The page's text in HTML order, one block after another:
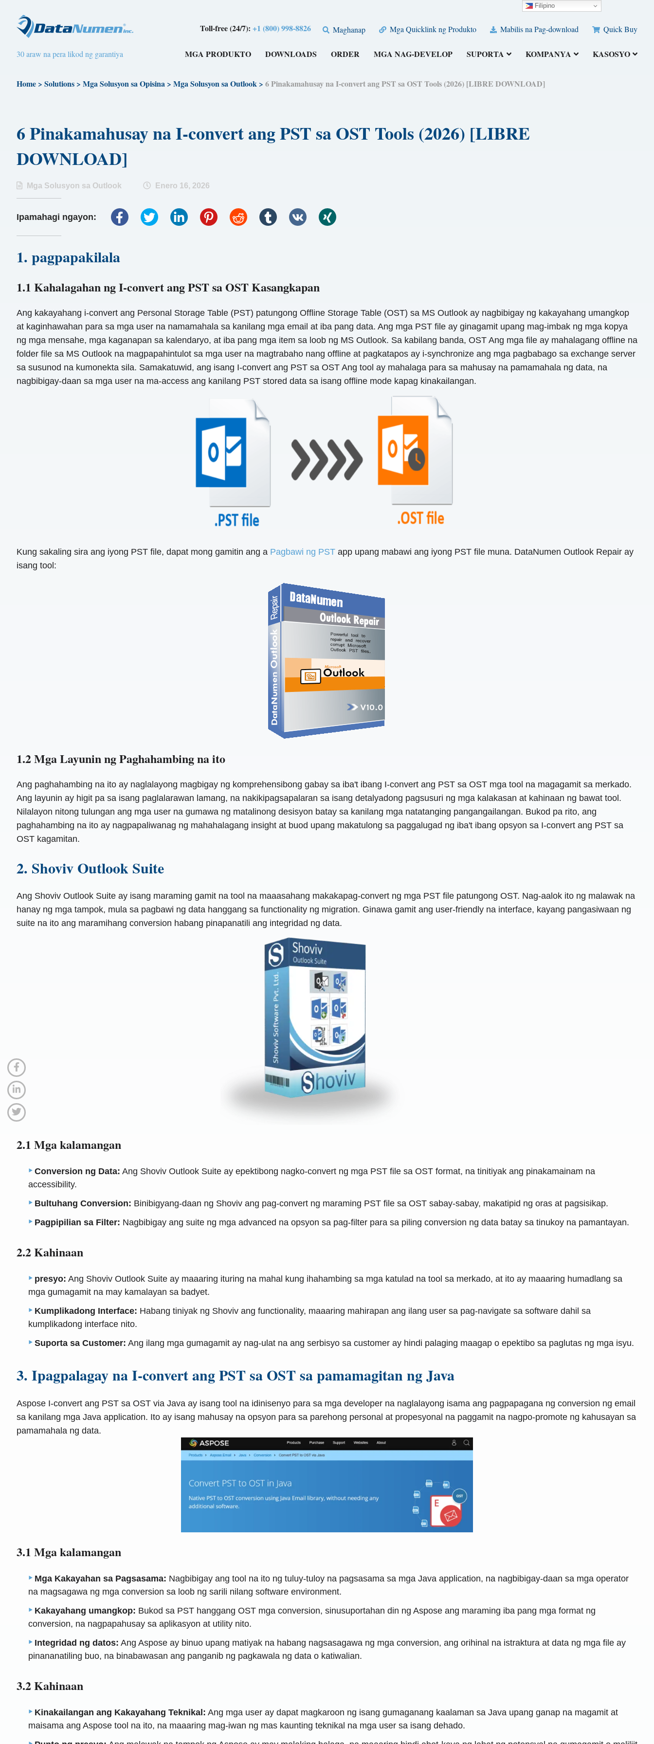
Toll-free (24/7):+1 (800) 998-8826 Maghanap Mga Quicklink ng Produkto Mabilis na Pag-download Quick Buy
30 araw na pera likod ng garantiya MGA PRODUKTO DOWNLOADS ORDER MGA NAG-DEVELOP SUPORTA KOMPANYA KASOSYO
Home > Solutions> Mga Solusyon sa Opisina> Mga Solusyon sa Outlook> 6 Pinakamahusay na I-convert ang PST sa OST Tools (2026) [LIBRE DOWNLOAD]
6 Pinakamahusay na I-convert ang PST sa OST Tools (2026) [LIBRE
DOWNLOAD]
Mga Solusyon sa Outlook Enero 16, 2026
Ipamahagi ngayon:
1. pagpapakilala
1.1 Kahalagahan ng I-convert ang PST sa OST Kasangkapan
Ang kakayahang i-convert ang Personal Storage Table (PST) patungong Offline Storage Table (OST) sa MS Outlook ay nagbibigay ng kakayahang umangkop
at kaginhawahan para sa mga user na namamahala sa kanilang mga email at iba pang data. Ang mga PST file ay ginagamit upang mag-imbak ng mga kopya
ng mga mensahe, mga kaganapan sa kalendaryo, at iba pang mga item sa loob ng MS Outlook. Sa kabilang banda, OST Ang mga file ay mahalagang offline na
folder file sa MS Outlook na magpapahintulot sa mga user na magtrabaho nang offline at pagkatapos ay i-synchronize ang mga pagbabago sa exchange server
sa susunod na kumonekta sila. Samakatuwid, ang isang I-convert ang PST sa OST Ang tool ay mahalaga para sa mahusay na pamamahala ng data, na
nagbibigay-daan sa mga user na ma-access ang kanilang PST stored data sa isang offline mode kapag kinakailangan.
Kung sakaling sira ang iyong PST file, dapat mong gamitin ang a Pagbawi ng PSTapp upang mabawi ang iyong PST file muna. DataNumen Outlook Repair ay
isang tool:
1.2 Mga Layunin ng Paghahambing na ito
Ang paghahambing na ito ay naglalayong magbigay ng komprehensibong gabay sa iba't ibang I-convert ang PST sa OST mga tool na magagamit sa merkado.
Ang layunin ay higit pa sa isang paglalarawan lamang, na nakikipagsapalaran sa isang detalyadong pagsusuri ng mga kalakasan at kahinaan ng bawat tool.
Nilalayon nitong tulungan ang mga user na gumawa ng matalinong desisyon batay sa kanilang mga natatanging pangangailangan. Bukod pa rito, ang
paghahambing na ito ay nagpapaliwanag ng mahahalagang insight at buod upang makatulong sa paggalugad ng iba't ibang opsyon sa I-convert ang PST sa
OST kagamitan.
2. Shoviv Outlook Suite
Ang Shoviv Outlook Suite ay isang maraming gamit na tool na maaasahang makakapag-convert ng mga PST file patungong OST. Nag-aalok ito ng malawak na
hanay ng mga tampok, mula sa pagbawi ng data hanggang sa functionality ng migration. Ginawa gamit ang user-friendly na interface, kayang pangasiwaan ng
suite na ito ang maramihang conversion habang pinapanatili ang integridad ng data.
2.1 Mga kalamangan
Conversion ng Data: Ang Shoviv Outlook Suite ay epektibong nagko-convert ng mga PST file sa OST format, na tinitiyak ang pinakamainam na
accessibility.
Bultuhang Conversion: Binibigyang-daan ng Shoviv ang pag-convert ng maraming PST file sa OST sabay-sabay, makatipid ng oras at pagsisikap.
Pagpipilian sa Filter: Nagbibigay ang suite ng mga advanced na opsyon sa pag-filter para sa piling conversion ng data batay sa tinukoy na pamantayan.
2.2 Kahinaan
presyo: Ang Shoviv Outlook Suite ay maaaring ituring na mahal kung ihahambing sa mga katulad na tool sa merkado, at ito ay maaaring humadlang sa
mga gumagamit na may kamalayan sa badyet.
Kumplikadong Interface: Habang tiniyak ng Shoviv ang functionality, maaaring mahirapan ang ilang user sa pag-navigate sa software dahil sa
kumplikadong interface nito.
Suporta sa Customer: Ang ilang mga gumagamit ay nag-ulat na ang serbisyo sa customer ay hindi palaging maagap o epektibo sa paglutas ng mga isyu.
3. Ipagpalagay na I-convert ang PST sa OST sa pamamagitan ng Java
Aspose I-convert ang PST sa OST via Java ay isang tool na idinisenyo para sa mga developer na naglalayong isama ang pagpapagana ng conversion ng email
sa kanilang mga Java application. Ito ay isang mahusay na opsyon para sa parehong personal at propesyonal na paggamit na nagpo-promote ng kahusayan sa
pamamahala ng data.
3.1 Mga kalamangan
Mga Kakayahan sa Pagsasama: Nagbibigay ang tool na ito ng tuluy-tuloy na pagsasama sa mga Java application, na nagbibigay-daan sa mga operator
na magsagawa ng mga conversion sa loob ng sarili nilang software environment.
Kakayahang umangkop: Bukod sa PST hanggang OST mga conversion, sinusuportahan din ng Aspose ang maraming iba pang mga format ng
conversion, na nagpapahusay sa aplikasyon at utility nito.
Integridad ng datos: Ang Aspose ay binuo upang matiyak na habang nagsasagawa ng mga conversion, ang orihinal na istraktura at data ng mga file ay
pinananatiling buo, na binabawasan ang panganib ng pagkawala ng data o katiwalian.
3.2 Kahinaan
Kinakailangan ang Kakayahang Teknikal: Ang mga user ay dapat magkaroon ng isang gumaganang kaalaman sa Java upang ganap na magamit at
maisama ang Aspose tool na ito, na maaaring mag-iwan ng mas kaunting teknikal na mga user sa isang dehado.
Filipino